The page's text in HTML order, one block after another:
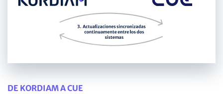
DE KORDIAM A CUE